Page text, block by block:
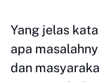
Yang jelas
apa
dan